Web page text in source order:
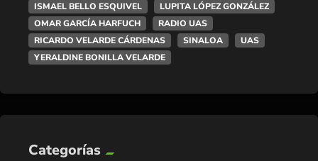
ISMAEL BELLO ESQUIVEL
LUPITA LÓPEZ GONZÁLEZ
OMAR GARCÍA HARFUCH
RADIO UAS
RICARDO VELARDE CÁRDENAS
SINALOA
UAS
YERALDINE BONILLA VELARDE
Categorías